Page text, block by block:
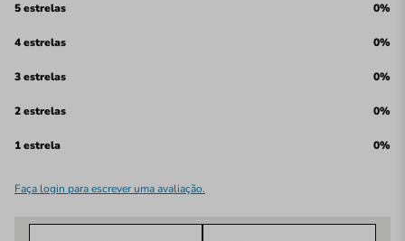
5 estrelas 0%
4 estrelas 0%
3 estrelas 0%
2 estrelas 0%
1 estrela 0%
Faça login para escrever uma avaliação.